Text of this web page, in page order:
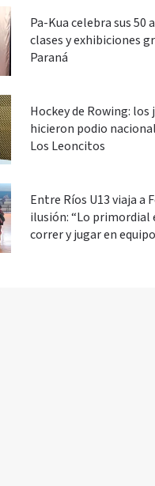
Pa-Kua celebra sus 50
clases y exhibiciones
Paraná
Hockey de Rowing: los
hicieron podio
Los Leoncitos
Entre Ríos U13 viaja a
ilusión: “Lo primordial
correr y jugar en